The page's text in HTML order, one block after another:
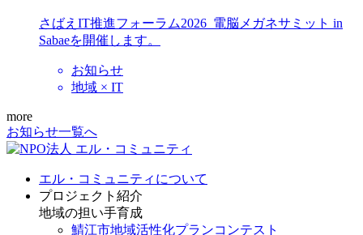
さばえIT推進フォーラム2026_電脳メガネサミット in
Sabaeを開催します。
お知らせ
地域 × IT
more
お知らせ一覧へ
エル・コミュニティについて
プロジェクト紹介
地域の担い手育成
鯖江市地域活性化プランコンテスト